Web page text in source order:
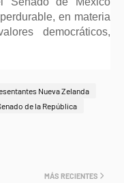
en materia
democráticos,
Nueva Zelanda
de la República
MÁS RECIENTES